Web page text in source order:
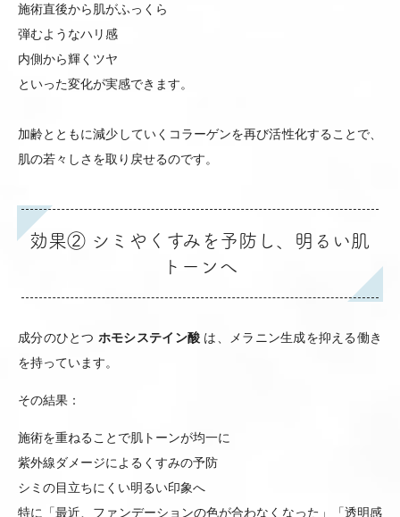
施術直後から肌がふっくら
弾むようなハリ感
内側から輝くツヤ
といった変化が実感できます。
加齢とともに減少していくコラーゲンを再び活性化することで、
肌の若々しさを取り戻せるのです。
効果② シミやくすみを予防し、明るい肌
トーンへ
成分のひとつ ホモシステイン酸 は、メラニン生成を抑える働き
を持っています。
その結果：
施術を重ねることで肌トーンが均一に
紫外線ダメージによるくすみの予防
シミの目立ちにくい明るい印象へ
特に「最近、ファンデーションの色が合わなくなった」「透明感